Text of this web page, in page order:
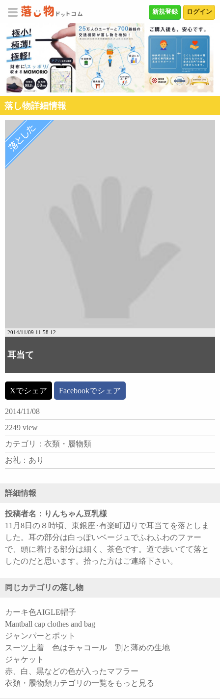
ログイン
新規登録
落し物詳細情報
2014/11/09 11:58:12
耳当て
Xでシェア Facebookでシェア
2014/11/08
2249 view
カテゴリ：衣類・履物類
お礼：あり
詳細情報
投稿者名：りんちゃん豆乳様
11月8日の８時頃、東銀座･有楽町辺りで耳当てを落としま
した。耳の部分は白っぽいベージュでふわふわのファー
で、頭に着ける部分は細く、茶色です。道で歩いてて落と
したのだと思います。拾った方はご連絡下さい。
同じカテゴリの落し物
カーキ色AIGLE帽子
Mantball cap clothes and bag
ジャンパーとポット
スーツ上着 色はチャコール 割と薄めの生地
ジャケット
赤、白、黒などの色が入ったマフラー
衣類・履物類カテゴリの一覧をもっと見る